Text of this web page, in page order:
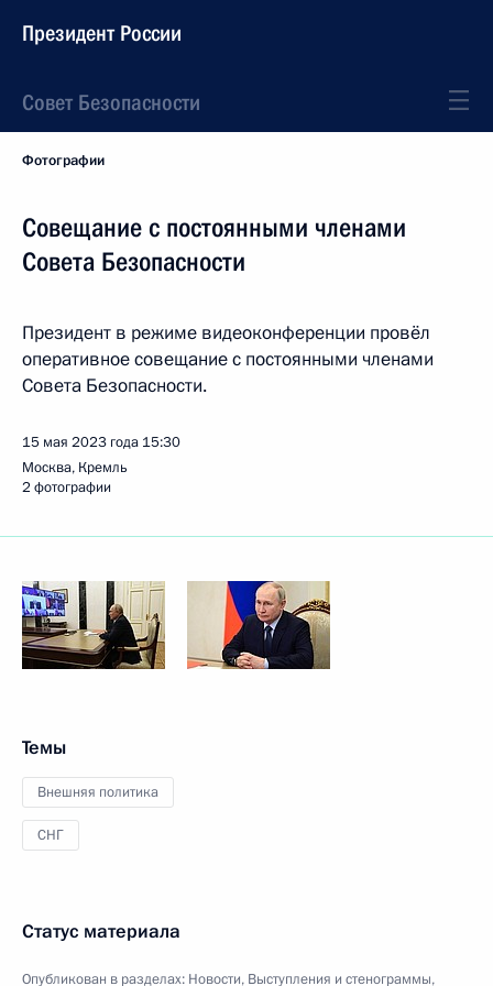
Президент России
Совет Безопасности
Фотографии
Совещание с постоянными членами
Совета Безопасности
Президент в режиме видеоконференции провёл
оперативное совещание с постоянными членами
Совета Безопасности.
15 мая 2023 года 15:30
Москва, Кремль
2 фотографии
Темы
Внешняя политика
СНГ
Статус материала
Опубликован в разделах: Новости, Выступления и стенограммы,